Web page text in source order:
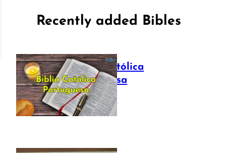
Recently added Bibles
Bíblia Católica
Portuguesa
July 16, 2025